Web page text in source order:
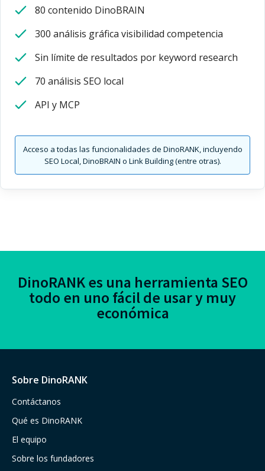
80 contenido DinoBRAIN
300 análisis gráfica visibilidad competencia
Sin límite de resultados por keyword research
70 análisis SEO local
API y MCP
Acceso a todas las funcionalidades de DinoRANK, incluyendo
SEO Local, DinoBRAIN o Link Building (entre otras).
DinoRANK es una herramienta SEO
todo en uno fácil de usar y muy
económica
Sobre DinoRANK
Contáctanos
Qué es DinoRANK
El equipo
Sobre los fundadores